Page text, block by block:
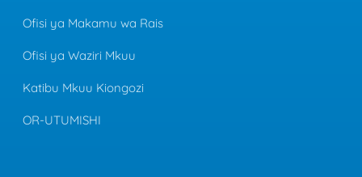
Ofisi ya Makamu wa Rais
Ofisi ya Waziri Mkuu
Katibu Mkuu Kiongozi
OR-UTUMISHI